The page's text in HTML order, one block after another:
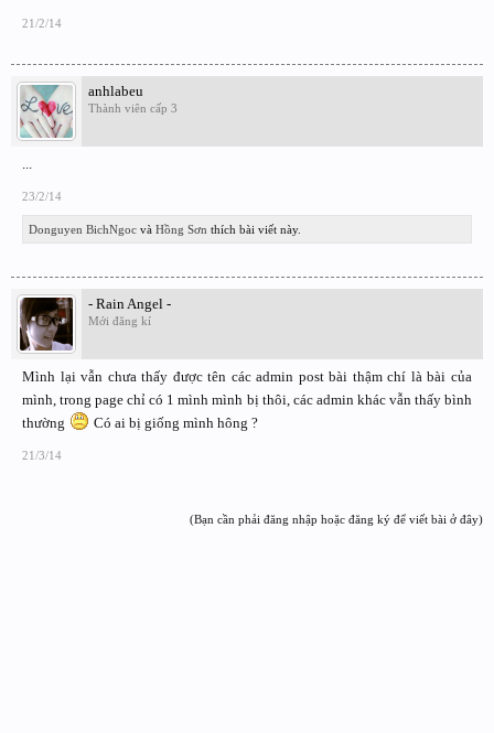
21/2/14
anhlabeu
Thành viên cấp 3
...
23/2/14
Donguyen BichNgoc và Hồng Sơn thích bài viết này.
- Rain Angel -
Mới đăng kí
Mình lại vẫn chưa thấy được tên các admin post bài thậm chí là bài của
mình, trong page chỉ có 1 mình mình bị thôi, các admin khác vẫn thấy bình
thường
Có ai bị giống mình hông ?
21/3/14
(Bạn cần phải đăng nhập hoặc đăng ký để viết bài ở đây)